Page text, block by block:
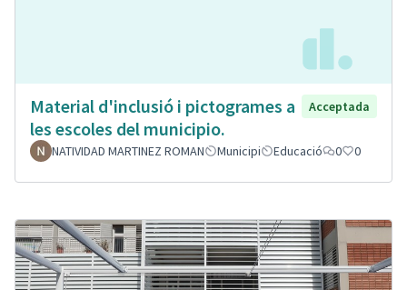
Material d'inclusió i pictogrames a
les escoles del municipio.
Acceptada
NATIVIDAD MARTINEZ ROMAN Municipi Educació 0 0